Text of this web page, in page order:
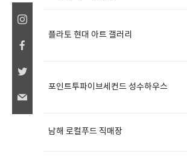
플라토 현대 아트 갤러리
포인트투파이브세컨드 성수하우스
남해 로컬푸드 직매장